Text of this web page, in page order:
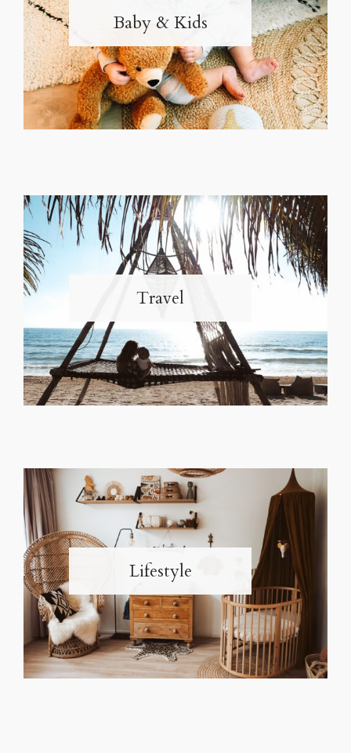
Baby & Kids
Travel
Lifestyle